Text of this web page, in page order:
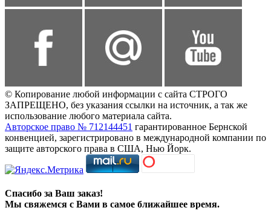
© Копирование любой информации с сайта СТРОГО
ЗАПРЕЩЕНО, без указания ссылки на источник, а так же
использование любого материала сайта.
Авторское право № 712144451 гарантированное Бернской
конвенцией, зарегистрировано в международной компании по
защите авторского права в США, Нью Йорк.
Спасибо за Ваш заказ!
Мы свяжемся с Вами в самое ближайшее время.